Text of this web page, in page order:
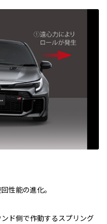
性能の進化。
ド側で作動するスプリング